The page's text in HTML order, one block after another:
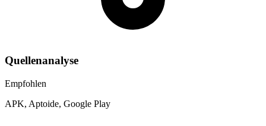
Quellenanalyse
Empfohlen
APK, Aptoide, Google Play